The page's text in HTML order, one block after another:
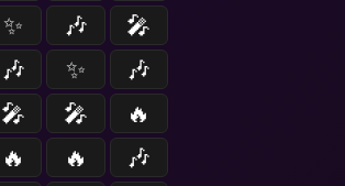
✨ 🎶
🎤
🎶 ✨
🎶
🎤 🎤
🔥
🔥 🔥
🎶